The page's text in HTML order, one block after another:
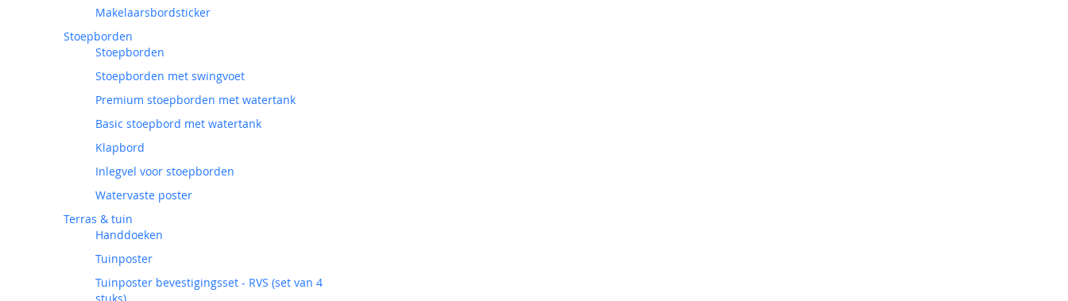
Makelaarsbordsticker
Stoepborden
Stoepborden
Stoepborden met swingvoet
Premium stoepborden met watertank
Basic stoepbord met watertank
Klapbord
Inlegvel voor stoepborden
Watervaste poster
Terras & tuin
Handdoeken
Tuinposter
Tuinposter bevestigingsset - RVS (set van 4